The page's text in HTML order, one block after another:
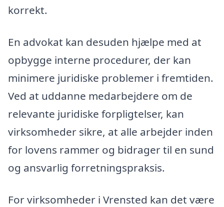
korrekt.
En advokat kan desuden hjælpe med at
opbygge interne procedurer, der kan
minimere juridiske problemer i fremtiden.
Ved at uddanne medarbejdere om de
relevante juridiske forpligtelser, kan
virksomheder sikre, at alle arbejder inden
for lovens rammer og bidrager til en sund
og ansvarlig forretningspraksis.
For virksomheder i Vrensted kan det være